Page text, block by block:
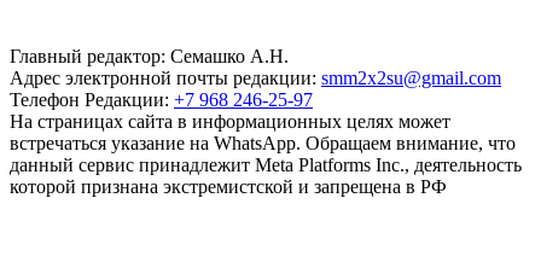
Главный редактор: Семашко А.Н.
Адрес электронной почты редакции: smm2x2su@gmail.com
Телефон Редакции: +7 968 246-25-97
На страницах сайта в информационных целях может
встречаться указание на WhatsApp. Обращаем внимание, что
данный сервис принадлежит Meta Platforms Inc., деятельность
которой признана экстремистской и запрещена в РФ